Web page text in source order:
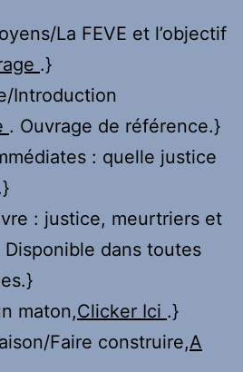
La FEVE et l’objectif
.}
Introduction
. Ouvrage de référence.}
: quelle justice
: justice, meurtriers et
Disponible dans toutes
maton,Clicker Ici .}
Faire construire,A